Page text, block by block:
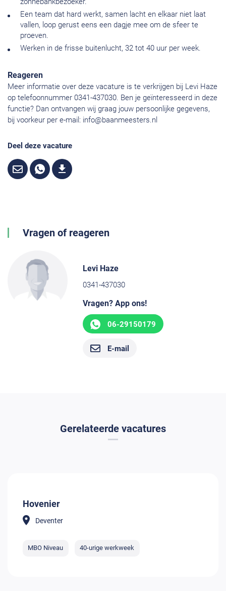
Een team dat hard werkt, samen lacht en elkaar niet laat
vallen, loop gerust eens een dagje mee om de sfeer te
proeven.
Werken in de frisse buitenlucht, 32 tot 40 uur per week.
Reageren
Meer informatie over deze vacature is te verkrijgen bij Levi Haze
op telefoonnummer 0341-437030. Ben je geïnteresseerd in deze
functie? Dan ontvangen wij graag jouw persoonlijke gegevens,
bij voorkeur per e-mail: info@baanmeesters.nl
Deel deze vacature
Vragen of reageren
Levi Haze
0341-437030
Vragen? App ons!
06-29150179
E-mail
Gerelateerde vacatures
Hovenier
Deventer
MBO Niveau 40-urige werkweek